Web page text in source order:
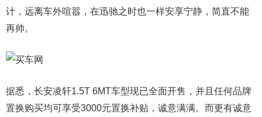
计，远离车外喧嚣，在迅驰之时也一样安享宁静，简直不能
再帅。
据悉，长安凌轩1.5T 6MT车型现已全面开售，并且任何品牌
置换购买均可享受3000元置换补贴，诚意满满。而更有诚意